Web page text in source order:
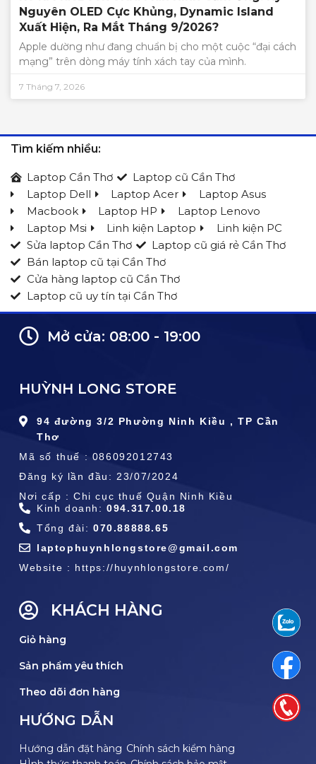
Nguyên OLED Cực Khủng, Dynamic Island
Xuất Hiện, Ra Mắt Tháng 9/2026?
Apple dường như đang chuẩn bị cho một cuộc “đại cách
mạng” trên dòng máy tính xách tay của mình.
7 Tháng 7, 2026
Tìm kiếm nhiều:
Laptop Cần Thơ
Laptop cũ Cần Thơ
Laptop Dell
Laptop Acer
Laptop Asus
Macbook
Laptop HP
Laptop Lenovo
Laptop Msi
Linh kiện Laptop
Linh kiện PC
Sửa laptop Cần Thơ
Laptop cũ giá rẻ Cần Thơ
Bán laptop cũ tại Cần Thơ
Cửa hàng laptop cũ Cần Thơ
Laptop cũ uy tín tại Cần Thơ
Mở cửa: 08:00 - 19:00
HUỲNH LONG STORE
94 đường 3/2 Phường Ninh Kiều , TP Cần
Thơ
Mã số thuế : 086092012743
Đăng ký lần đầu: 23/07/2024
Nơi cấp : Chi cục thuế Quận Ninh Kiều
Kinh doanh:094.317.00.18
Tổng đài: 070.88888.65
laptophuynhlongstore@gmail.com
Website : https://huynhlongstore.com/
KHÁCH HÀNG
Giỏ hàng
Sản phẩm yêu thích
Theo dõi đơn hàng
HƯỚNG DẪN
Hướng dẫn đặt hàng Chính sách kiểm hàng